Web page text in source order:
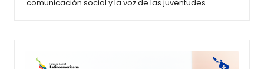
comunicación social y la voz de las juventudes.